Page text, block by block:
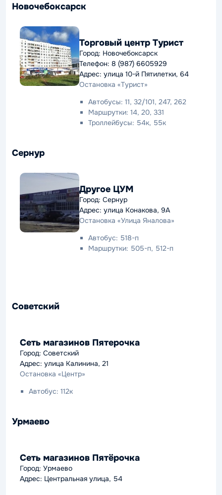
Новочебоксарск
Торговый центр Турист
Город: Новочебоксарск
Телефон: 8 (987) 6605929
Адрес: улица 10-й Пятилетки, 64
Остановка «Турист»
Автобусы: 11, 32/101, 247, 262
Маршрутки: 14, 20, 331
Троллейбусы: 54к, 55к
Сернур
Другое ЦУМ
Город: Сернур
Адрес: улица Конакова, 9А
Остановка «Улица Яналова»
Автобус: 518-п
Маршрутки: 505-п, 512-п
Советский
Сеть магазинов Пятерочка
Город: Советский
Адрес: улица Калинина, 21
Остановка «Центр»
Автобус: 112к
Урмаево
Сеть магазинов Пятёрочка
Город: Урмаево
Адрес: Центральная улица, 54